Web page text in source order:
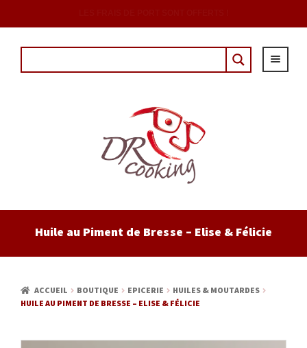
ACCUEIL
CAVE
Huile au Piment de Bresse – Elise & Félicie
ACCUEIL BOUTIQUE EPICERIE
HUILES & MOUTARDES
HUILE AU PIMENT DE BRESSE – ELISE & FÉLICIE